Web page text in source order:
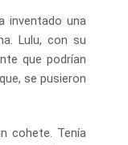
inventado una
Lulu, con su
que podrían
se pusieron
cohete. Tenía